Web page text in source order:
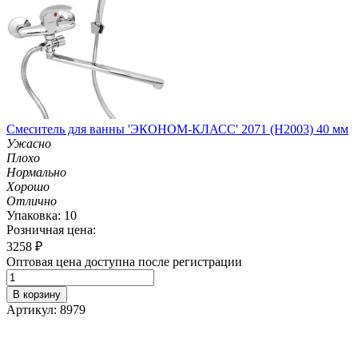
Смеситель для ванны 'ЭКОНОМ-КЛАСС' 2071 (H2003) 40 мм
Ужасно
Плохо
Нормально
Хорошо
Отлично
Упаковка: 10
Розничная цена:
3258 ₽
Оптовая цена доступна после регистрации
В корзину
Артикул: 8979